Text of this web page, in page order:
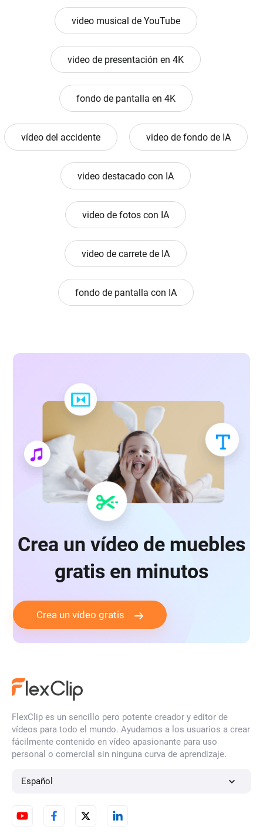
video musical de YouTube
video de presentación en 4K
fondo de pantalla en 4K
vídeo del accidente video de fondo de IA
video destacado con IA
video de fotos con IA
video de carrete de IA
fondo de pantalla con IA
Crea un vídeo de muebles
gratis en minutos
Crea un vídeo gratis
FlexClip es un sencillo pero potente creador y editor de
vídeos para todo el mundo. Ayudamos a los usuarios a crear
fácilmente contenido en vídeo apasionante para uso
personal o comercial sin ninguna curva de aprendizaje.
Español